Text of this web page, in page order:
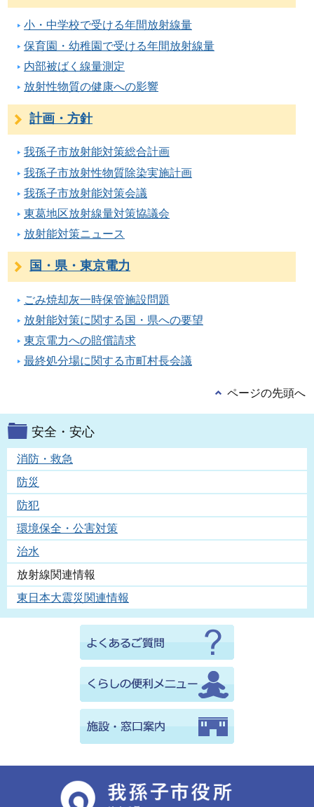
小・中学校で受ける年間放射線量
保育園・幼稚園で受ける年間放射線量
内部被ばく線量測定
放射性物質の健康への影響
計画・方針
我孫子市放射能対策総合計画
我孫子市放射性物質除染実施計画
我孫子市放射能対策会議
東葛地区放射線量対策協議会
放射能対策ニュース
国・県・東京電力
ごみ焼却灰一時保管施設問題
放射能対策に関する国・県への要望
東京電力への賠償請求
最終処分場に関する市町村長会議
ページの先頭へ
安全・安心
消防・救急
防災
防犯
環境保全・公害対策
治水
放射線関連情報
東日本大震災関連情報